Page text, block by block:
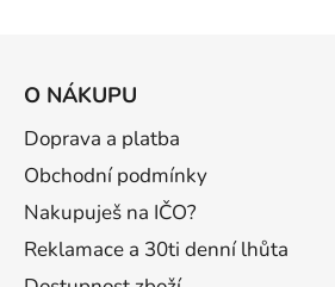
O NÁKUPU
Doprava a platba
Obchodní podmínky
Nakupuješ na IČO?
Reklamace a 30ti denní lhůta